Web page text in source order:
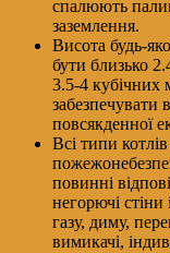
спалюють
заземлення.
Висота будь-
бути близько
3.5-4 кубічних
забезпечувати
повсякденної
Всі типи
повинні
негорючі стіни
газу, диму,
вимикачі,